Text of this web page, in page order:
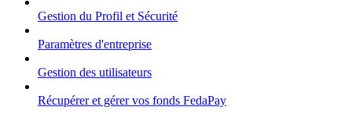
Gestion du Profil et Sécurité
Paramètres d'entreprise
Gestion des utilisateurs
Récupérer et gérer vos fonds FedaPay